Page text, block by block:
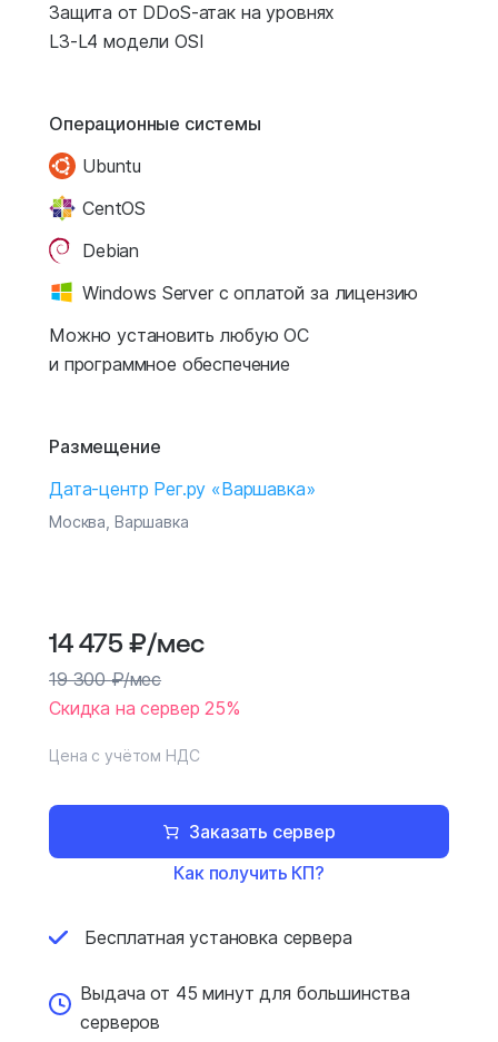
Защита от DDoS-атак на уровнях
L3-L4 модели OSI
Операционные системы
Ubuntu
CentOS
Debian
Windows Server с оплатой за лицензию
Можно установить любую ОС
и программное обеспечение
Размещение
Дата-центр Рег.ру «Варшавка»
Москва, Варшавка
14 475₽/мес
19 300₽/мес
Скидка на сервер 25%
Цена с учётом НДС
Заказать сервер
Как получить КП?
Бесплатная установка сервера
Выдача от 45 минут для большинства
серверов